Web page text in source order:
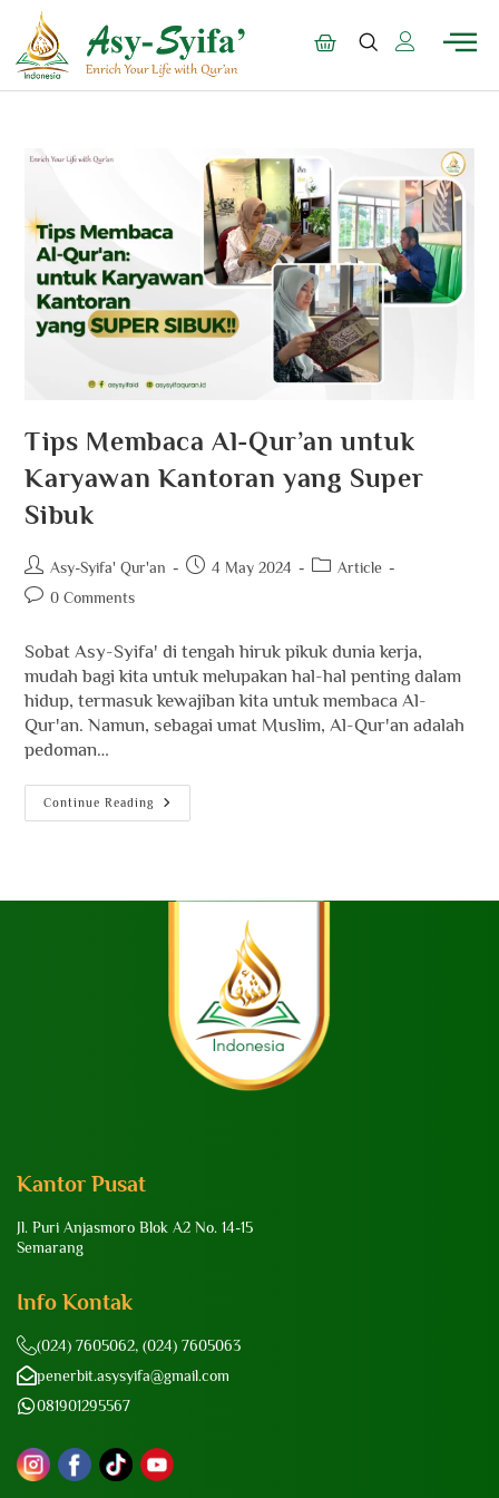
Tips Membaca Al-Qur’an untuk
Karyawan Kantoran yang Super
Sibuk
Asy-Syifa' Qur'an 4 May 2024
Article
0 Comments
Sobat Asy-Syifa' di tengah hiruk pikuk dunia kerja,
mudah bagi kita untuk melupakan hal-hal penting dalam
hidup, termasuk kewajiban kita untuk membaca Al-
Qur'an. Namun, sebagai umat Muslim, Al-Qur'an adalah
pedoman…
Continue Reading
Kantor Pusat
Jl. Puri Anjasmoro Blok A2 No. 14-15
Semarang
Info Kontak
(024) 7605062, (024) 7605063
penerbit.asysyifa@gmail.com
081901295567